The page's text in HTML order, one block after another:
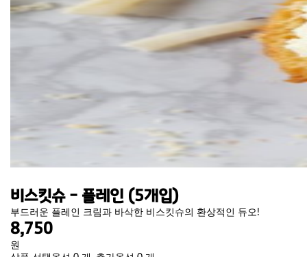
비스킷슈 - 플레인 (5개입)
부드러운 플레인 크림과 바삭한 비스킷슈의 환상적인 듀오!
8,750
원